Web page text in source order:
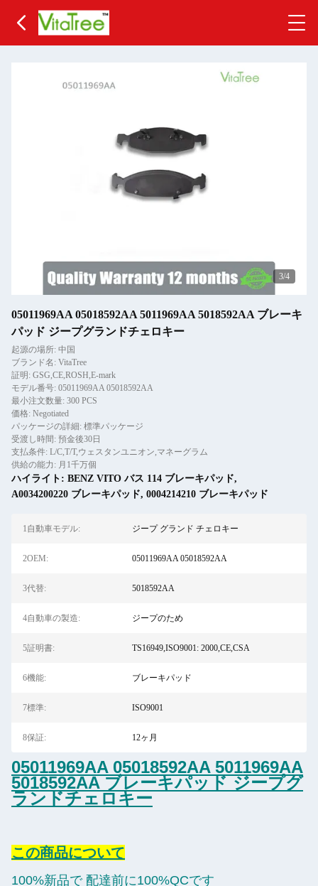
3/4
05011969AA 05018592AA 5011969AA 5018592AA ブレーキ
パッド ジープグランドチェロキー
起源の場所: 中国
ブランド名: VitaTree
証明: GSG,CE,ROSH,E-mark
モデル番号: 05011969AA 05018592AA
最小注文数量: 300 PCS
価格: Negotiated
パッケージの詳細: 標準パッケージ
受渡し時間: 預金後30日
支払条件: L/C,T/T,ウェスタンユニオン,マネーグラム
供給の能力: 月1千万個
ハイライト: BENZ VITO バス 114 ブレーキパッド,
A0034200220 ブレーキパッド, 0004214210 ブレーキパッド
1自動車モデル: ジープ グランド チェロキー
2OEM: 05011969AA 05018592AA
3代替: 5018592AA
4自動車の製造: ジープのため
5証明書: TS16949,ISO9001: 2000,CE,CSA
6機能: ブレーキパッド
7標準: ISO9001
8保証: 12ヶ月
05011969AA 05018592AA 5011969AA
5018592AA ブレーキパッド ジープグ
ランドチェロキー
この商品について
100%新品で 配達前に100%QCです